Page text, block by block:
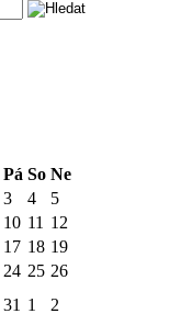
Pá So Ne
3 4
5
10 11 12
17 18 19
24 25 26
31 1 2